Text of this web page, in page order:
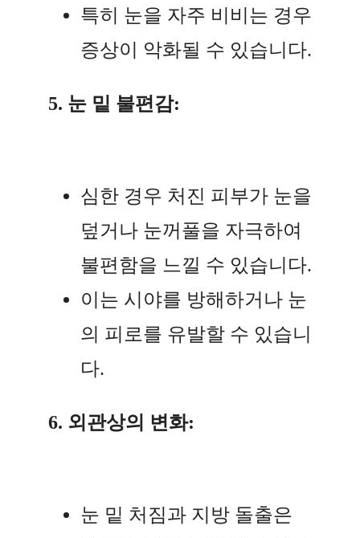
특히 눈을 자주 비비는 경우
증상이 악화될 수 있습니다.
5. 눈 밑 불편감:
심한 경우 처진 피부가 눈을
덮거나 눈꺼풀을 자극하여
불편함을 느낄 수 있습니다.
이는 시야를 방해하거나 눈
의 피로를 유발할 수 있습니
다.
6. 외관상의 변화:
눈 밑 처짐과 지방 돌출은